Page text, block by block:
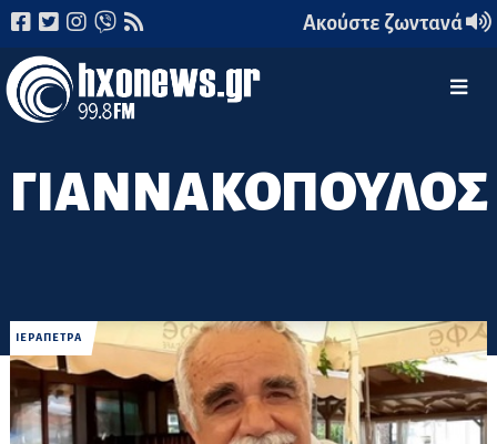
Ακούστε ζωντανά
ΓΙΑΝΝΑΚΟΠΟΥΛΟΣ
ΙΕΡΑΠΕΤΡΑ